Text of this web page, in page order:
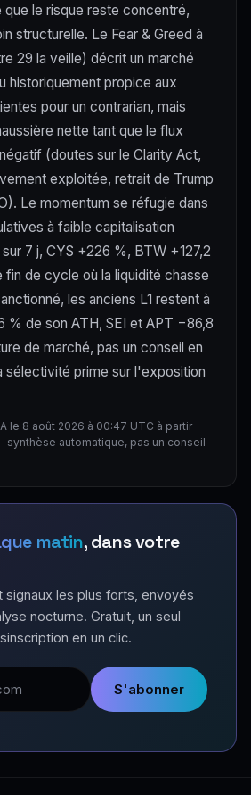
que le risque reste concentré,
structurelle. Le Fear & Greed à
29 la veille) décrit un marché
historiquement propice aux
pour un contrarian, mais
nette tant que le flux
(doutes sur le Clarity Act,
exploitée, retrait de Trump
Le momentum se réfugie dans
à faible capitalisation
7 j, CYS +226 %, BTW +127,2
de cycle où la liquidité chasse
les anciens L1 restent à
% de son ATH, SEI et APT −86,8
de marché, pas un conseil en
sélectivité prime sur l'exposition
le 8 août 2026 à 00:47 UTC à partir
synthèse automatique, pas un conseil
matin, dans votre
signaux les plus forts, envoyés
nocturne. Gratuit, un seul
en un clic.
S'abonner